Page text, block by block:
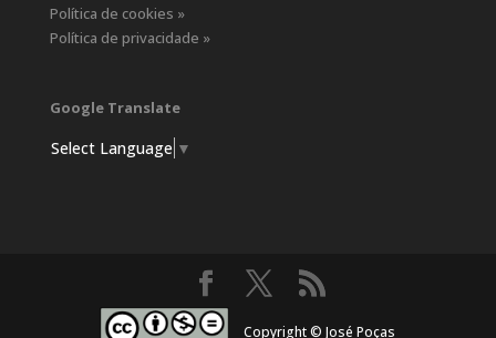
Política de cookies »
Política de privacidade »
Google Translate
Select Language ▼
Copyright © José Poças